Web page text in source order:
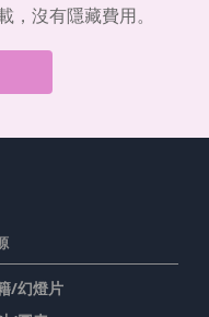
沒有隱藏費用。
/幻燈片